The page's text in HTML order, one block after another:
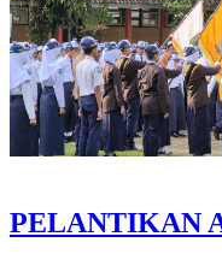
PELANTIKAN